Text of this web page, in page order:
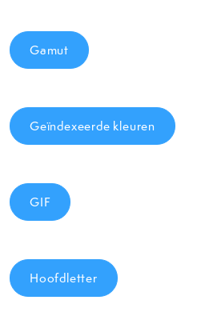
Gamut
Geïndexeerde kleuren
GIF
Hoofdletter